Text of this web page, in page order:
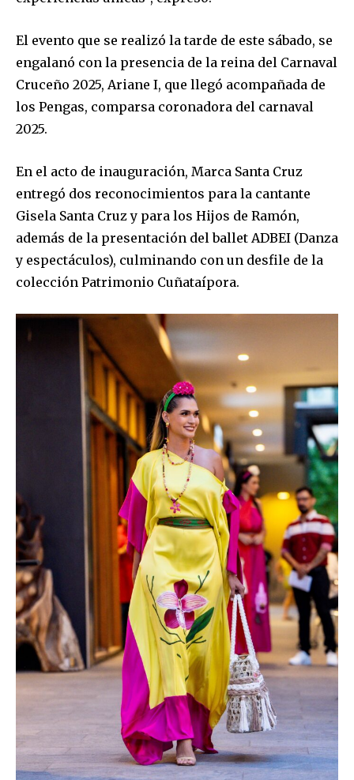
I've read and accept thePrivacy Policy.
El evento que se realizó la tarde de este sábado, se
engalanó con la presencia de la reina del Carnaval
Cruceño 2025, Ariane I, que llegó acompañada de
los Pengas, comparsa coronadora del carnaval
2025.
En el acto de inauguración, Marca Santa Cruz
entregó dos reconocimientos para la cantante
Gisela Santa Cruz y para los Hijos de Ramón,
además de la presentación del ballet ADBEI (Danza
y espectáculos), culminando con un desfile de la
colección Patrimonio Cuñataípora.